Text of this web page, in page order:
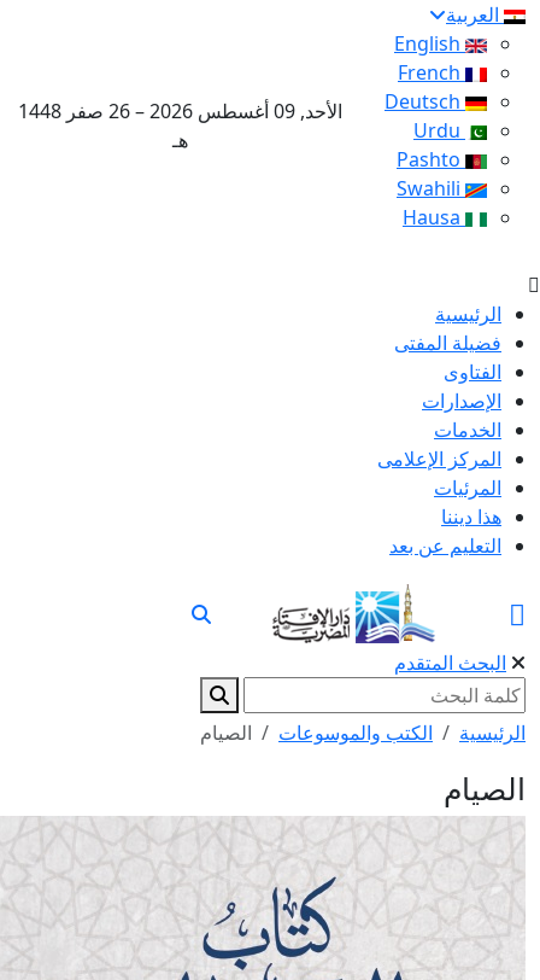
العربية
English
French
Deutsch
Pashto
Swahili
Hausa
الأحد, 09 أغسطس 2026 – 26 صفر 1448
هـ
الرئيسية
فضيلة المفتى
الفتاوى
الإصدارات
الخدمات
المركز الإعلامى
المرئيات
هذا ديننا
التعليم عن بعد
البحث المتقدم
الرئيسية الكتب والموسوعات الصيام
الصيام